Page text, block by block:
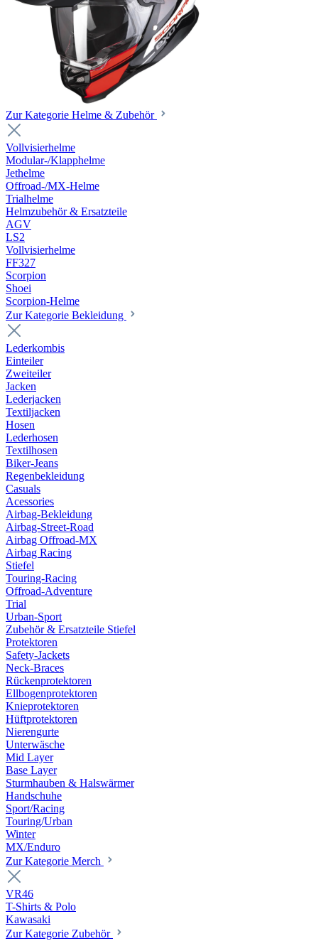
Zur Kategorie Helme & Zubehör
Vollvisierhelme
Modular-/Klapphelme
Jethelme
Offroad-/MX-Helme
Trialhelme
Helmzubehör & Ersatzteile
AGV
LS2
Vollvisierhelme
FF327
Scorpion
Shoei
Scorpion-Helme
Zur Kategorie Bekleidung
Lederkombis
Einteiler
Zweiteiler
Jacken
Lederjacken
Textiljacken
Hosen
Lederhosen
Textilhosen
Biker-Jeans
Regenbekleidung
Casuals
Acessories
Airbag-Bekleidung
Airbag-Street-Road
Airbag Offroad-MX
Airbag Racing
Stiefel
Touring-Racing
Offroad-Adventure
Trial
Urban-Sport
Zubehör & Ersatzteile Stiefel
Protektoren
Safety-Jackets
Neck-Braces
Rückenprotektoren
Ellbogenprotektoren
Knieprotektoren
Hüftprotektoren
Nierengurte
Unterwäsche
Mid Layer
Base Layer
Sturmhauben & Halswärmer
Handschuhe
Sport/Racing
Touring/Urban
Winter
MX/Enduro
Zur Kategorie Merch
VR46
T-Shirts & Polo
Kawasaki
Zur Kategorie Zubehör